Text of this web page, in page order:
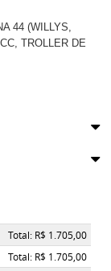
44 (WILLYS,
TROLLER DE
Total: R$ 1.705,00
Total: R$ 1.705,00